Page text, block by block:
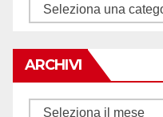
Tematiche
ARCHIVI
Archivi